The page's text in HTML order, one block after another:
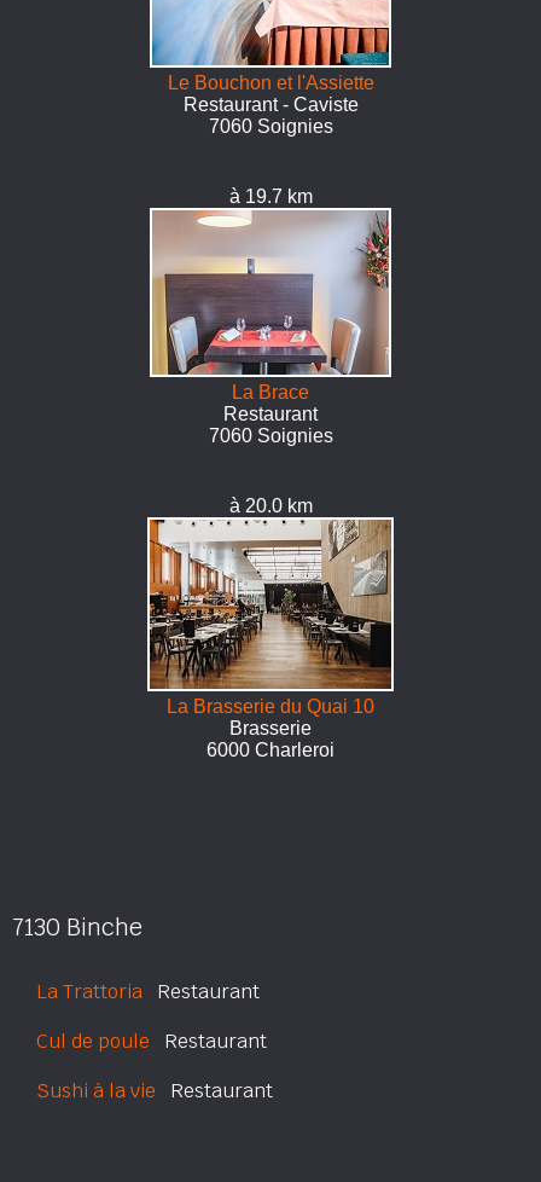
Le Bouchon et l'Assiette
Restaurant - Caviste
7060 Soignies
à 19.7 km
La Brace
Restaurant
7060 Soignies
à 20.0 km
La Brasserie du Quai 10
Brasserie
6000 Charleroi
7130 Binche
La Trattoria Restaurant
Cul de poule Restaurant
Sushi à la vie Restaurant